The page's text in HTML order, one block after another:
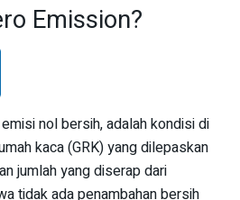
Emission?
nol bersih, adalah kondisi di
kaca (GRK) yang dilepaskan
jumlah yang diserap dari
tidak ada penambahan bersih